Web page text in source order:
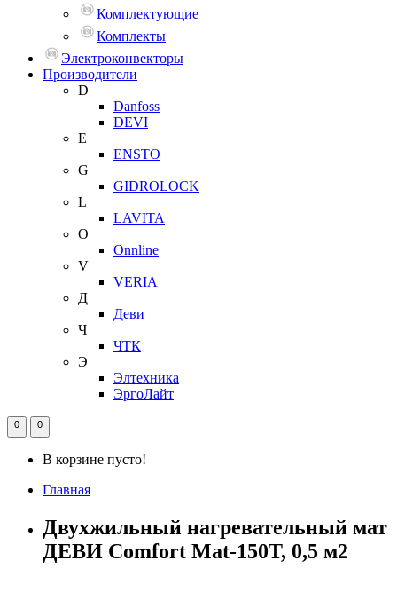
Комплектующие
Комплекты
Электроконвекторы
Производители
D
Danfoss
DEVI
E
ENSTO
G
GIDROLOCK
L
LAVITA
O
Onnline
V
VERIA
Д
Деви
Ч
ЧТК
Э
Элтехника
ЭргоЛайт
0 0
В корзине пусто!
Главная
Двухжильный нагревательный мат
ДЕВИ Comfort Mat-150T, 0,5 м2